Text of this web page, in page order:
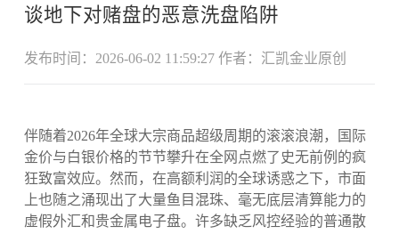
谈地下对赌盘的恶意洗盘陷阱
发布时间：2026-06-02 11:59:27 作者：汇凯金业原创
伴随着2026年全球大宗商品超级周期的滚滚浪潮，国际
金价与白银价格的节节攀升在全网点燃了史无前例的疯
狂致富效应。然而，在高额利润的全球诱惑之下，市面
上也随之涌现出了大量鱼目混珠、毫无底层清算能力的
虚假外汇和贵金属电子盘。许多缺乏风控经验的普通散